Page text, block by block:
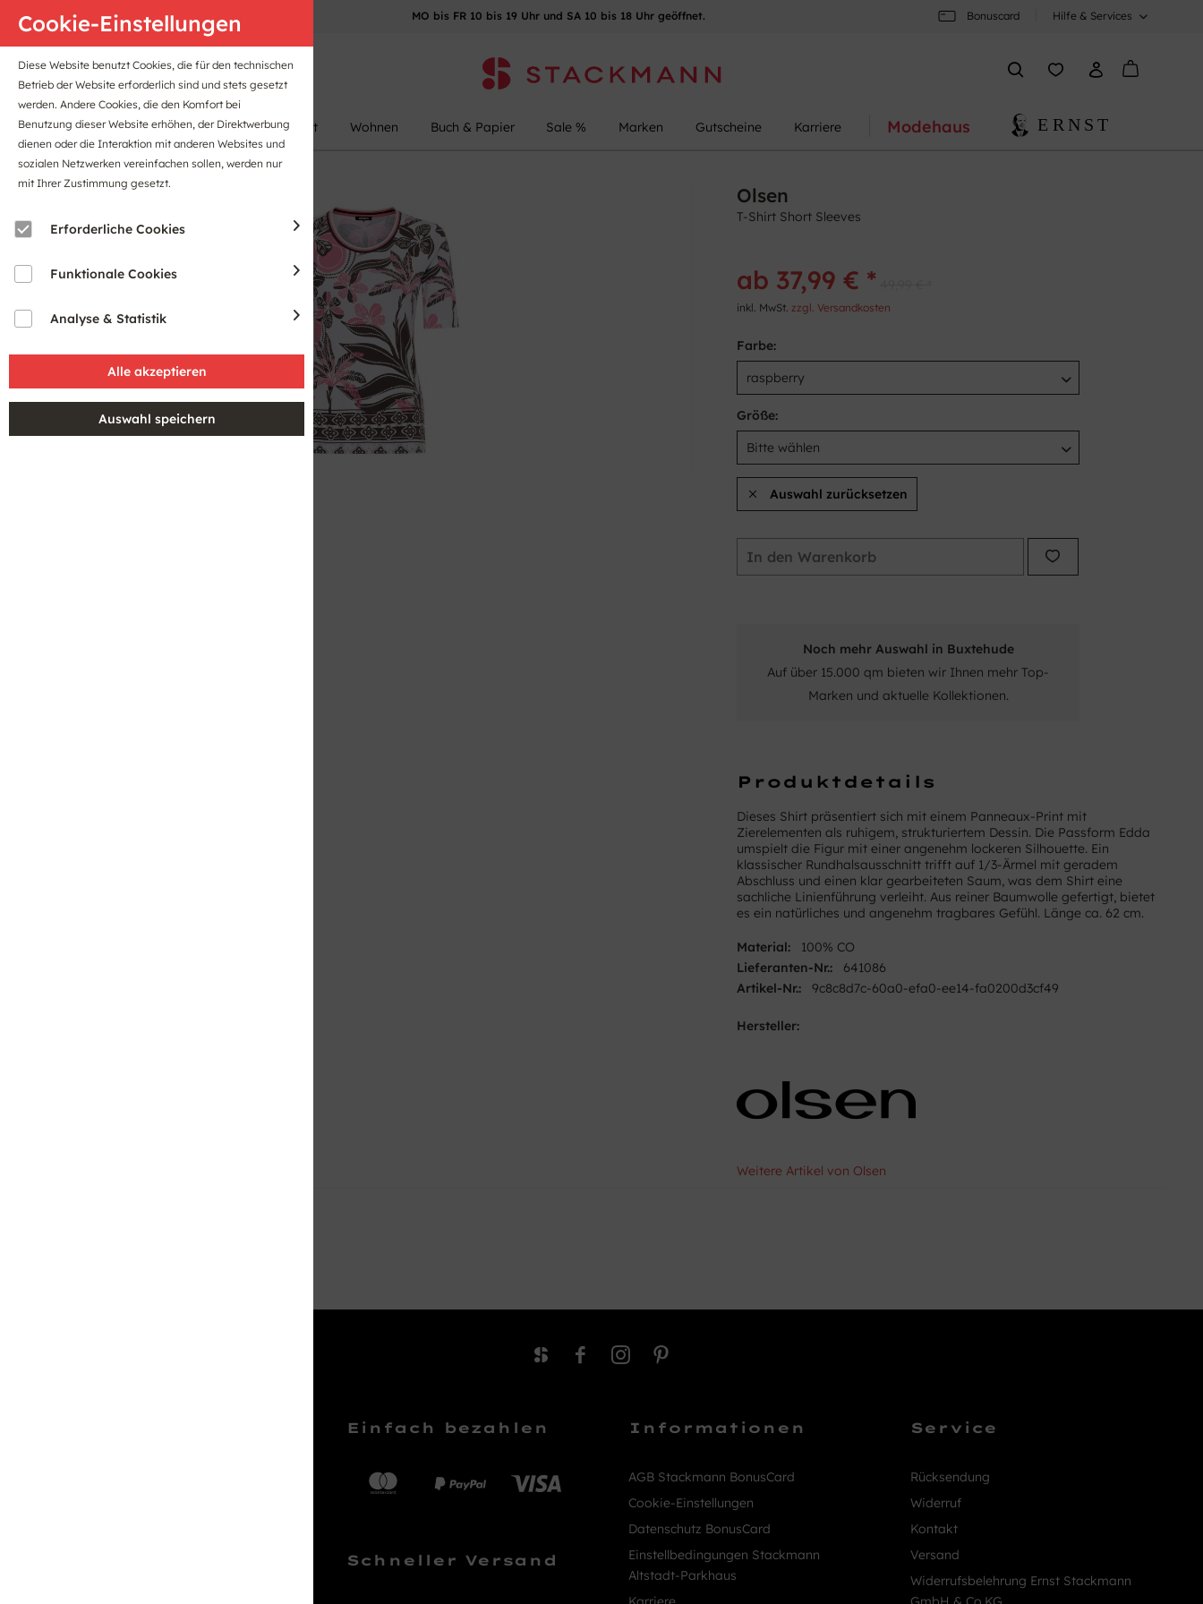
Anfahrt B2B-Portal MO bis FR 10 bis 19 Uhr und SA 10 bis 18 Uhr geöffnet. Bonuscard Hilfe & Services
Damen Herren Kinder Sport Wohnen Buch & Papier Sale % Marken Gutscheine Karriere Modehaus
Cookie-Einstellungen
Diese Website benutzt Cookies, die für den technischen
Betrieb der Website erforderlich sind und stets gesetzt
werden. Andere Cookies, die den Komfort bei
Benutzung dieser Website erhöhen, der Direktwerbung
dienen oder die Interaktion mit anderen Websites und
sozialen Netzwerken vereinfachen sollen, werden nur
mit Ihrer Zustimmung gesetzt.
Erforderliche Cookies
Funktionale Cookies
Analyse & Statistik
Olsen
T-Shirt Short Sleeves
ab 37,99 € *
inkl. MwSt.zzgl. Versandkosten
Farbe:
Größe:
Auswahl zurücksetzen
In den Warenkorb
Noch mehr Auswahl in Buxtehude
Auf über 15.000 qm bieten wir Ihnen mehr Top-
Marken und aktuelle Kollektionen.
Produktdetails
Dieses Shirt präsentiert sich mit einem Panneaux-Print mit
Zierelementen als ruhigem, strukturiertem Dessin. Die Passform Edda
umspielt die Figur mit einer angenehm lockeren Silhouette. Ein
klassischer Rundhalsausschnitt trifft auf 1/3-Ärmel mit geradem
Abschluss und einen klar gearbeiteten Saum, was dem Shirt eine
sachliche Linienführung verleiht. Aus reiner Baumwolle gefertigt, bietet
es ein natürliches und angenehm tragbares Gefühl. Länge ca. 62 cm.
Material:
100% CO
Lieferanten-Nr.:
641086
Artikel-Nr.:
9c8c8d7c-60a0-efa0-ee14-fa0200d3cf49
Hersteller:
Weitere Artikel von Olsen
Einfach bezahlen
Schneller Versand
Informationen
AGB Stackmann BonusCard
Cookie-Einstellungen
Datenschutz BonusCard
Einstellbedingungen Stackmann
Altstadt-Parkhaus
Service
Rücksendung
Widerruf
Kontakt
Versand
Widerrufsbelehrung Ernst Stackmann